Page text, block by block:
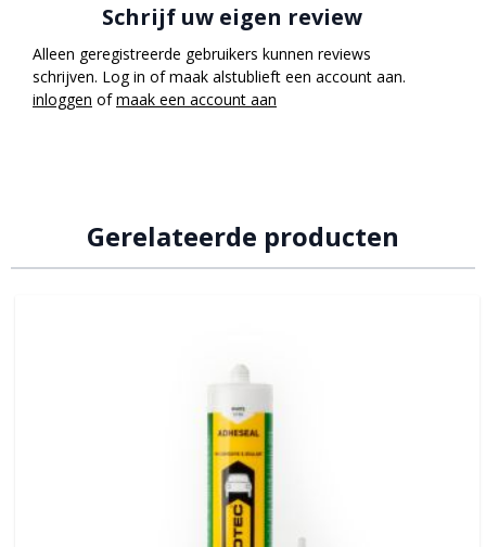
Schrijf uw eigen review
Alleen geregistreerde gebruikers kunnen reviews
schrijven. Log in of maak alstublieft een account aan.
inloggen ofmaak een account aan
Gerelateerde producten